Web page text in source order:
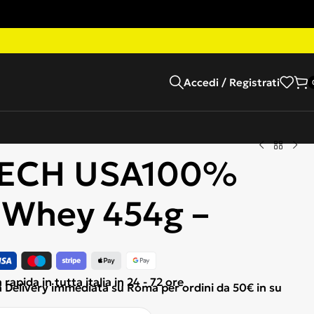
Accedi / Registrati
USA100%
Whey 454g –
rapida in tutta italia in 24 - 72 ore
Delivery immediata su Roma per ordini da 50€ in su